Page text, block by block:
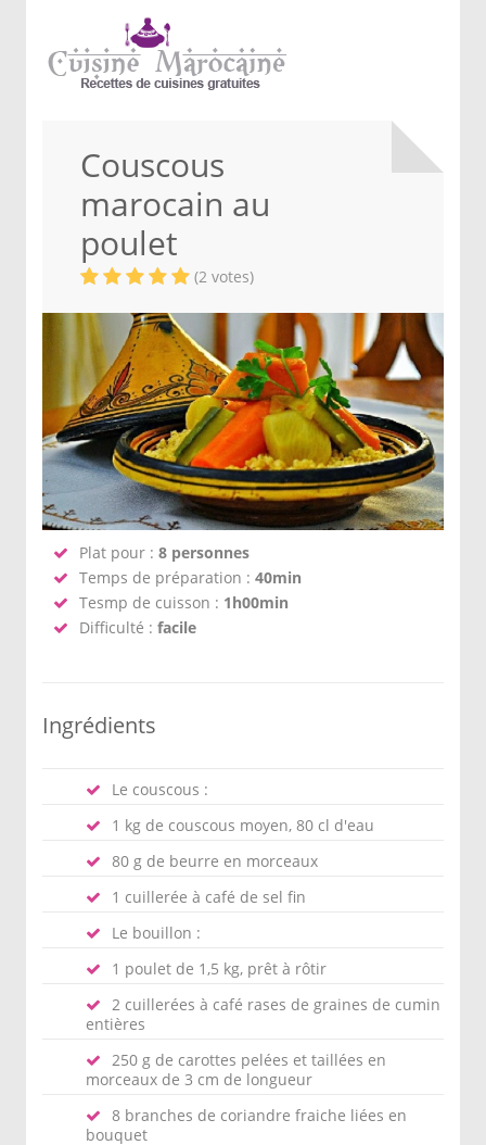
Couscous
marocain au
poulet
(2 votes)
Plat pour : 8 personnes
Temps de préparation : 40min
Tesmp de cuisson : 1h00min
Difficulté : facile
Ingrédients
Le couscous :
1 kg de couscous moyen, 80 cl d'eau
80 g de beurre en morceaux
1 cuillerée à café de sel fin
Le bouillon :
1 poulet de 1,5 kg, prêt à rôtir
2 cuillerées à café rases de graines de cumin
entières
250 g de carottes pelées et taillées en
morceaux de 3 cm de longueur
8 branches de coriandre fraiche liées en
bouquet